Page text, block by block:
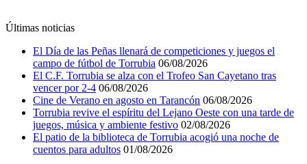
Últimas noticias
El Día de las Peñas llenará de competiciones y juegos el
campo de fútbol de Torrubia 06/08/2026
El C.F. Torrubia se alza con el Trofeo San Cayetano tras
vencer por 2-4 06/08/2026
Cine de Verano en agosto en Tarancón 06/08/2026
Torrubia revive el espíritu del Lejano Oeste con una tarde de
juegos, música y ambiente festivo 02/08/2026
El patio de la biblioteca de Torrubia acogió una noche de
cuentos para adultos 01/08/2026